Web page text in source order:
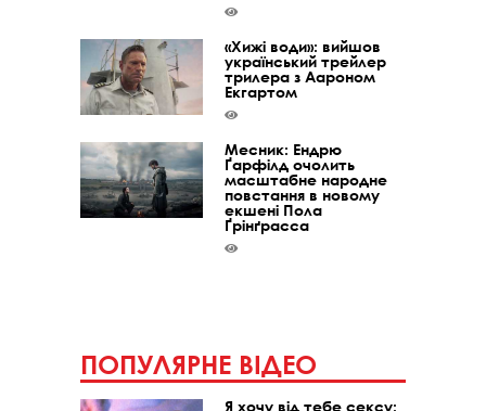
«Хижі води»: вийшов
український трейлер
трилера з Аароном
Екгартом
Месник: Ендрю
Ґарфілд очолить
масштабне народне
повстання в новому
екшені Пола
Ґрінґрасса
ПОПУЛЯРНЕ ВІДЕО
Я хочу від тебе сексу: